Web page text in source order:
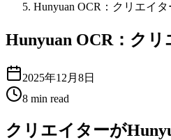
Hunyuan OCR：クリエイ
Hunyuan OCR：ク
2025年12月8日
8 min read
クリエイターが